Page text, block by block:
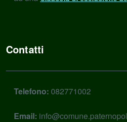
Contatti
Telefono: 082771002
Email: